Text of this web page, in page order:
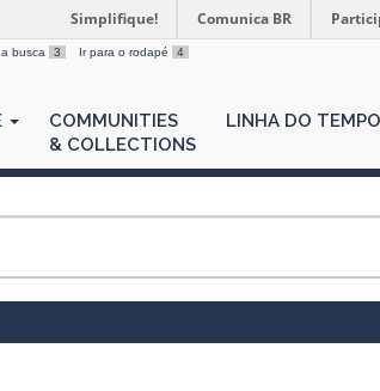
Simplifique! Comunica BR
busca 3 Ir para o rodapé 4
COMMUNITIES
& COLLECTIONS
LINHA DO TEMPO